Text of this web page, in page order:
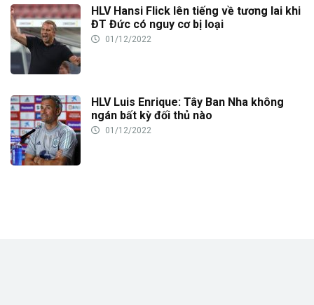
HLV Hansi Flick lên tiếng về tương lai khi
ĐT Đức có nguy cơ bị loại
01/12/2022
HLV Luis Enrique: Tây Ban Nha không
ngán bất kỳ đối thủ nào
01/12/2022